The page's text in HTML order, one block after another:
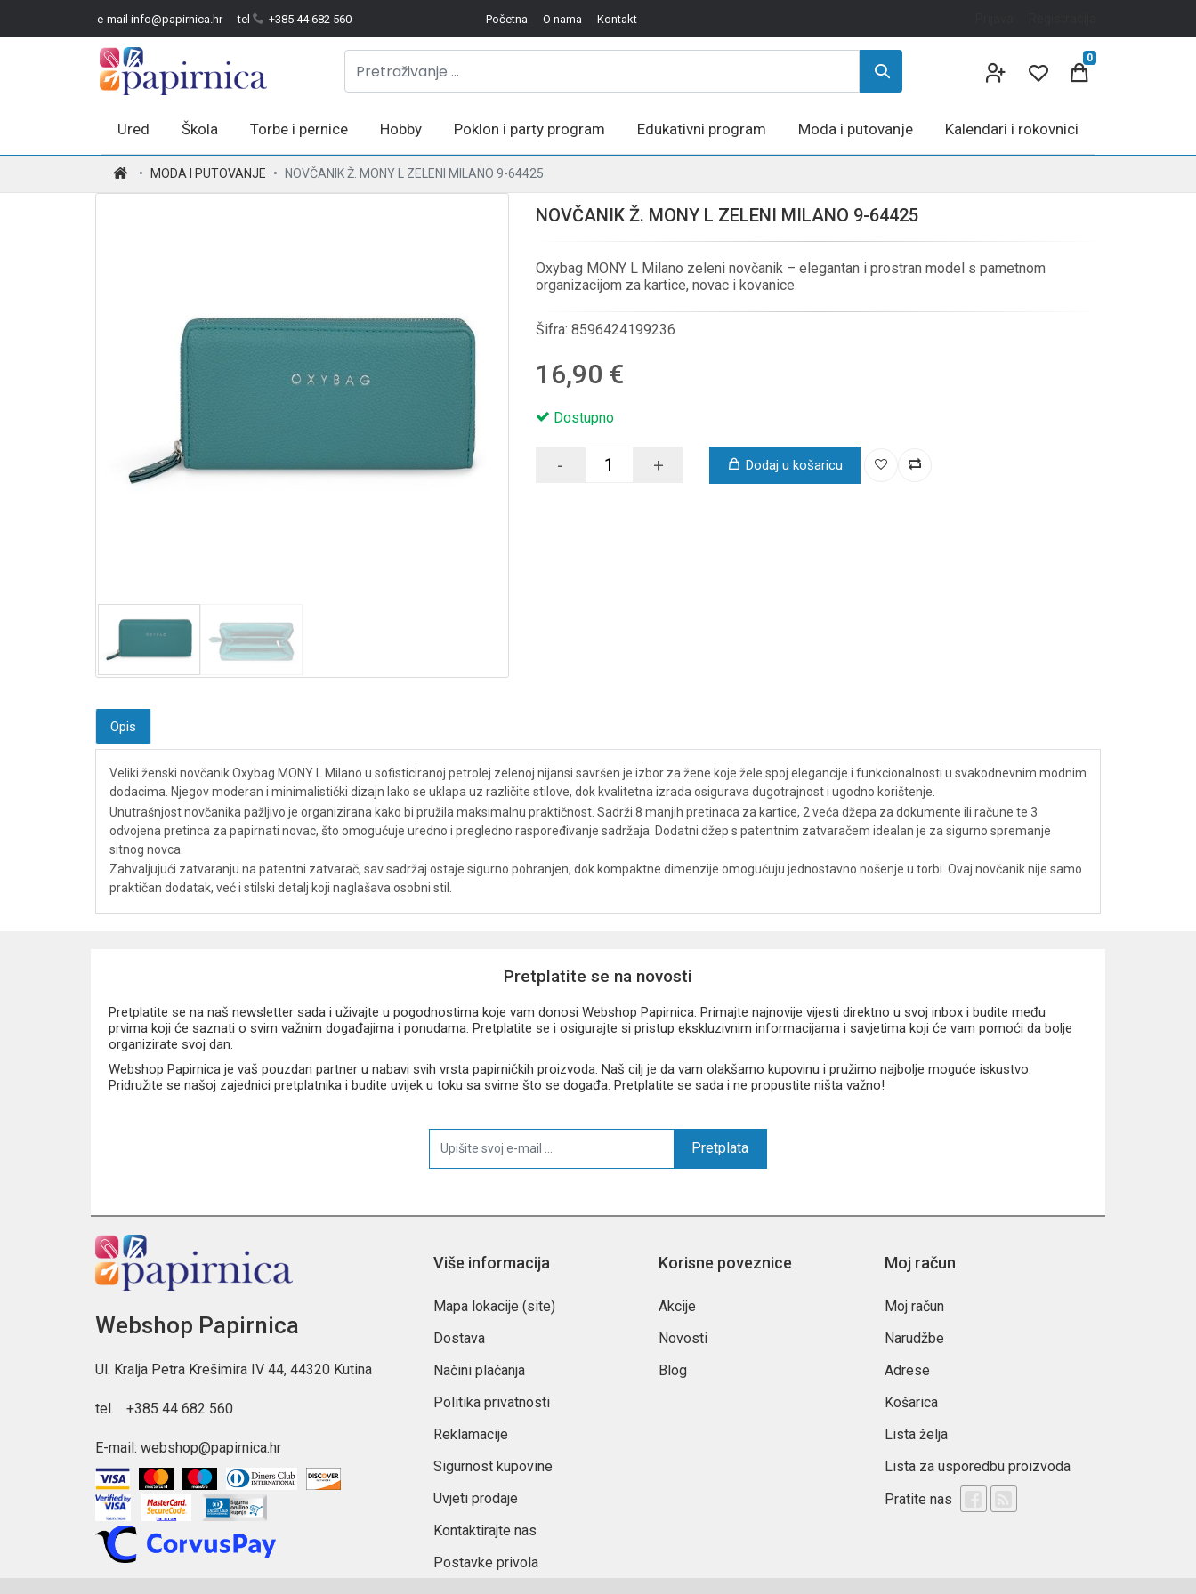
e-mail info@papirnica.hr tel +385 44 682 560 Početna O nama Kontakt
0
Ured Škola Torbe i pernice Hobby Poklon i party program Edukativni program Moda i putovanje Kalendari i rokovnici
MODA I PUTOVANJE NOVČANIK Ž. MONY L ZELENI MILANO 9-64425
NOVČANIK Ž. MONY L ZELENI MILANO 9-64425
Oxybag MONY L Milano zeleni novčanik – elegantan i prostran model s pametnom
organizacijom za kartice, novac i kovanice.
Šifra: 8596424199236
16,90 €
Dostupno
- + Dodaj u košaricu
Opis
Veliki ženski novčanik Oxybag MONY L Milano u sofisticiranoj petrolej zelenoj nijansi savršen je izbor za žene koje žele spoj elegancije i funkcionalnosti u svakodnevnim modnim
dodacima. Njegov moderan i minimalistički dizajn lako se uklapa uz različite stilove, dok kvalitetna izrada osigurava dugotrajnost i ugodno korištenje.
Unutrašnjost novčanika pažljivo je organizirana kako bi pružila maksimalnu praktičnost. Sadrži 8 manjih pretinaca za kartice, 2 veća džepa za dokumente ili račune te 3
odvojena pretinca za papirnati novac, što omogućuje uredno i pregledno raspoređivanje sadržaja. Dodatni džep s patentnim zatvaračem idealan je za sigurno spremanje
sitnog novca.
Zahvaljujući zatvaranju na patentni zatvarač, sav sadržaj ostaje sigurno pohranjen, dok kompaktne dimenzije omogućuju jednostavno nošenje u torbi. Ovaj novčanik nije samo
praktičan dodatak, već i stilski detalj koji naglašava osobni stil.
Pretplatite se na novosti
Pretplatite se na naš newsletter sada i uživajte u pogodnostima koje vam donosi Webshop Papirnica. Primajte najnovije vijesti direktno u svoj inbox i budite među
prvima koji će saznati o svim važnim događajima i ponudama. Pretplatite se i osigurajte si pristup ekskluzivnim informacijama i savjetima koji će vam pomoći da bolje
organizirate svoj dan.
Webshop Papirnica je vaš pouzdan partner u nabavi svih vrsta papirničkih proizvoda. Naš cilj je da vam olakšamo kupovinu i pružimo najbolje moguće iskustvo.
Pridružite se našoj zajednici pretplatnika i budite uvijek u toku sa svime što se događa. Pretplatite se sada i ne propustite ništa važno!
Pretplata
Webshop Papirnica
Ul. Kralja Petra Krešimira IV 44, 44320 Kutina
tel. +385 44 682 560
E-mail: webshop@papirnica.hr
Više informacija
Mapa lokacije (site)
Dostava
Načini plaćanja
Politika privatnosti
Reklamacije
Sigurnost kupovine
Uvjeti prodaje
Kontaktirajte nas
Postavke privola
Korisne poveznice
Akcije
Novosti
Blog
Moj račun
Moj račun
Narudžbe
Adrese
Košarica
Lista želja
Lista za usporedbu proizvoda
Pratite nas